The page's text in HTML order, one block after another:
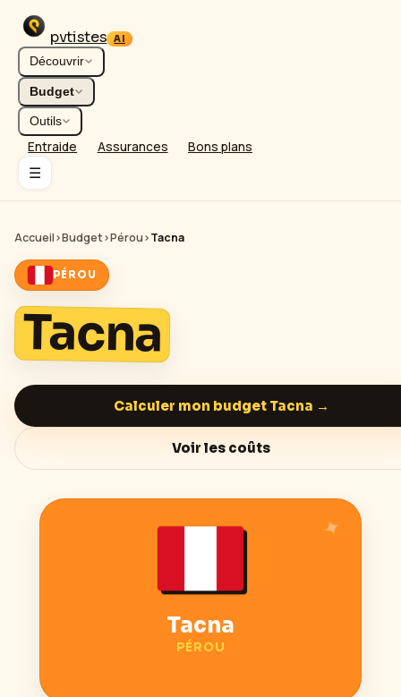
pvtistes AI
Découvrir
Budget
Outils
Entraide Assurances Bons plans
☰
Accueil›Budget›Pérou›Tacna
PÉROU
Tacna
Calculer mon budget Tacna →
Voir les coûts
Tacna
PÉROU